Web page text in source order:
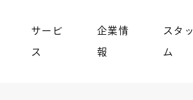
サービ
ス
企業情
報
スタ
ム